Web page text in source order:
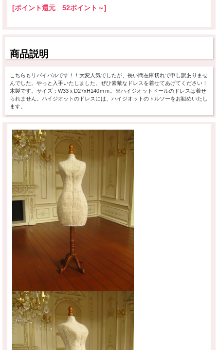
[ポイント還元 52ポイント～]
商品説明
こちらもリバイバルです！！大変人気でしたが、長い間在庫切れで申し訳ありませ
んでした。やっと入手いたしました。ぜひ素敵なドレスを着せてあげてください！
木製です。サイズ：W33ｘD27xH140ｍｍ。※ハイジオットドールのドレスは着せ
られません。ハイジオットのドレスには、ハイジオットのトルソーをお勧めいたし
ます。